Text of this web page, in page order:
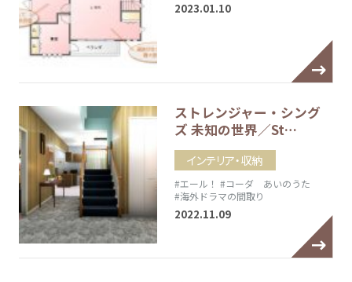
2023.01.10
ストレンジャー・シング
ズ 未知の世界／St…
インテリア・収納
#エール！ #コーダ あいのうた
#海外ドラマの間取り
2022.11.09